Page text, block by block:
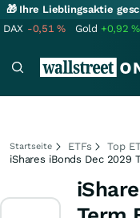
🎁 Ihre Lieblingsaktie
DAX -0,51% Gold +0,92%
Startseite ETFs
Top
iShares iBonds Dec 2029